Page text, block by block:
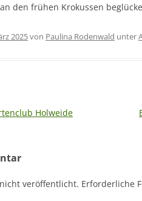
den frühen Krokussen
2025von Paulina Rodenwald unter
Holweide
veröffentlicht. Erforderliche